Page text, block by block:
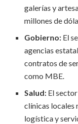
galerías y
millones de
Gobierno: El
agencias
contratos de
como MBE.
Salud: El
clínicas locales
logística y